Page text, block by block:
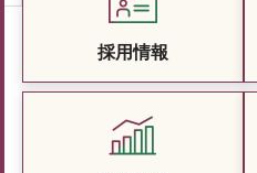
採用情報